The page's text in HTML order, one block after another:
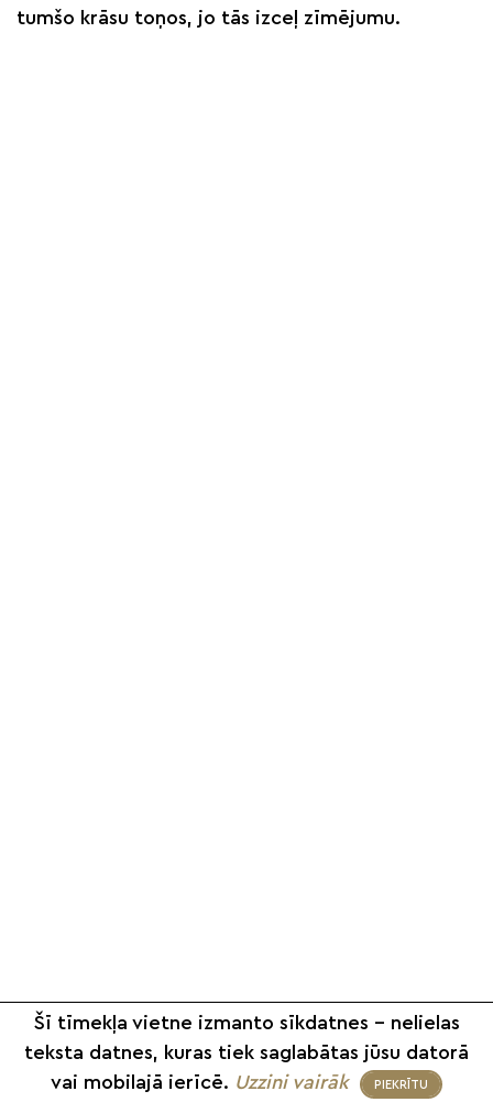
Šī tīmekļa vietne izmanto sīkdatnes – nelielas
teksta datnes, kuras tiek saglabātas jūsu datorā
vai mobilajā ierīcē. Uzzini vairāk PIEKRĪTU
tumšo krāsu toņos, jo tās izceļ zīmējumu.